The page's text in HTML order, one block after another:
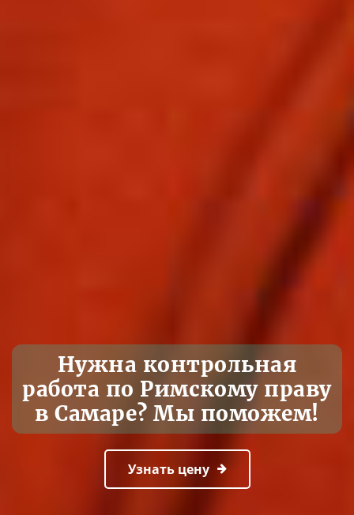
Нужна контрольная
работа по Римскому праву
в Самаре? Мы поможем!
Узнать цену